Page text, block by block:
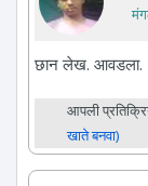
छान लेख. आवडला.
आपली
खाते बनवा)